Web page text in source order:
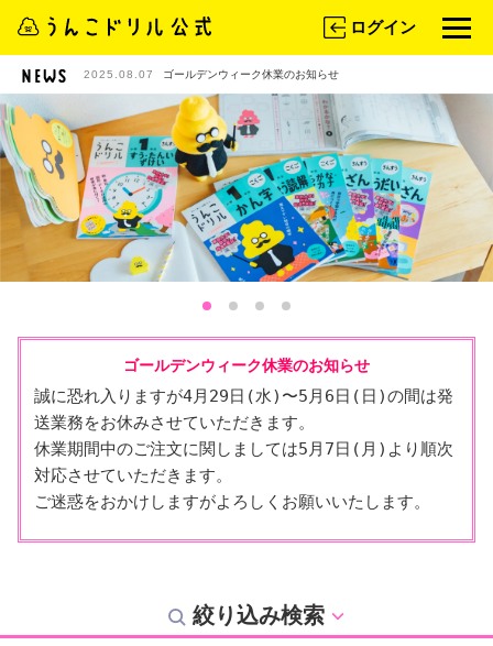
ログイン
2025.08.07 ゴールデンウィーク休業のお知らせ
ゴールデンウィーク休業のお知らせ
誠に恐れ入りますが4月29日(水)〜5月6日(日)の間は発
送業務をお休みさせていただきます。
休業期間中のご注文に関しましては5月7日(月)より順次
対応させていただきます。
ご迷惑をおかけしますがよろしくお願いいたします。
絞り込み検索